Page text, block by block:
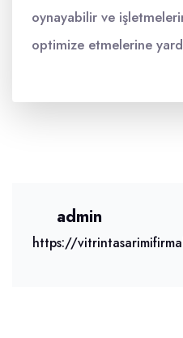
oynayabilir ve
optimize etmelerine
admin
https://